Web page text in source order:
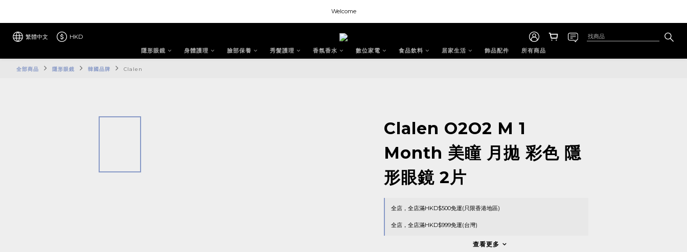
Welcome
Welcome
Welcome
Welcome
繁體中文
HKD
隱形眼鏡
身體護理 臉部保養 秀髮護理 香氛香水 數位家電 食品飲料 居家生活 飾品配件 所有商品
全部商品 隱形眼鏡 韓國品牌 Clalen
Clalen O2O2 M 1
Month 美瞳 月拋 彩色 隱
形眼鏡 2片
全店，全店滿HKD$500免運(只限香港地區)
全店，全店滿HKD$999免運(台灣)
查看更多